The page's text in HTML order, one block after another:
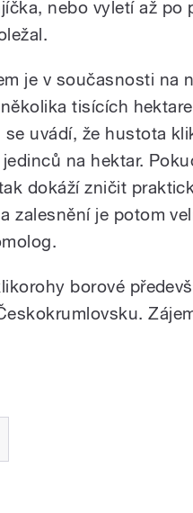
nebo vyletí až po
je v současnosti na
tisících
uvádí, že hustota
na hektar.
dokáží zničit
zalesnění je potom
borové